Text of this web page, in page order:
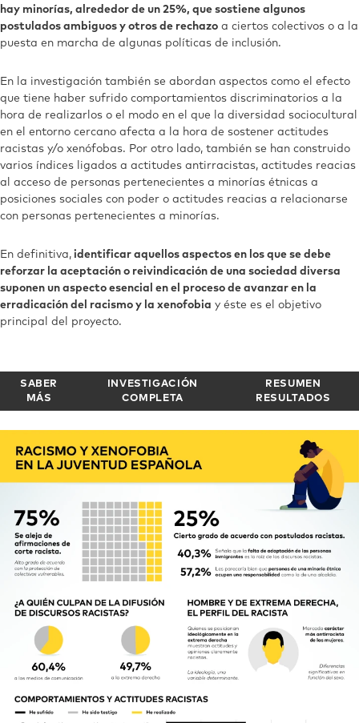
hay minorías, alrededor de un 25%, que sostiene algunos
postulados ambiguos y otros de rechazo a ciertos colectivos o a la
puesta en marcha de algunas políticas de inclusión.
En la investigación también se abordan aspectos como el efecto
que tiene haber sufrido comportamientos discriminatorios a la
hora de realizarlos o el modo en el que la diversidad sociocultural
en el entorno cercano afecta a la hora de sostener actitudes
racistas y/o xenófobas. Por otro lado, también se han construido
varios índices ligados a actitudes antirracistas, actitudes reacias
al acceso de personas pertenecientes a minorías étnicas a
posiciones sociales con poder o actitudes reacias a relacionarse
con personas pertenecientes a minorías.
En definitiva, identificar aquellos aspectos en los que se debe
reforzar la aceptación o reivindicación de una sociedad diversa
suponen un aspecto esencial en el proceso de avanzar en la
erradicación del racismo y la xenofobia y éste es el objetivo
principal del proyecto.
SABER
MÁS
INVESTIGACIÓN
COMPLETA
RESUMEN
RESULTADOS